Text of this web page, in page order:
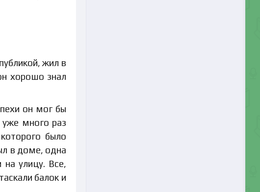
жил в
хорошо знал
он мог бы
много раз
было
в доме, одна
улицу. Все,
балок и